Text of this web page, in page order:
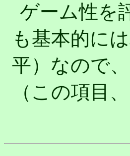
ゲーム性を
も基本的に
平）なので
（この項目